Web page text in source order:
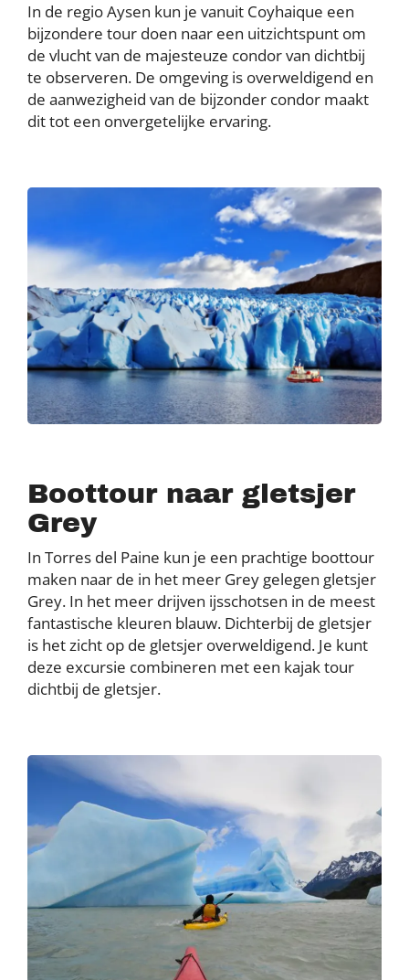
In de regio Aysen kun je vanuit Coyhaique een
bijzondere tour doen naar een uitzichtspunt om
de vlucht van de majesteuze condor van dichtbij
te observeren. De omgeving is overweldigend en
de aanwezigheid van de bijzonder condor maakt
dit tot een onvergetelijke ervaring.
Boottour naar gletsjer
Grey
In Torres del Paine kun je een prachtige boottour
maken naar de in het meer Grey gelegen gletsjer
Grey. In het meer drijven ijsschotsen in de meest
fantastische kleuren blauw. Dichterbij de gletsjer
is het zicht op de gletsjer overweldigend. Je kunt
deze excursie combineren met een kajak tour
dichtbij de gletsjer.